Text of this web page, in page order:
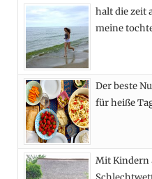
halt die zeit
meine
Der beste
für heiße
Mit Kindern